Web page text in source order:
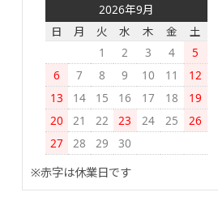
2026年9月
日
月 火 水 木 金
土
1
2 3 4
5
6
7 8 9 10 11
12
13
14 15 16 17 18
19
20
21 22 23 24 25
26
27
28 29
30
※赤字は休業日です